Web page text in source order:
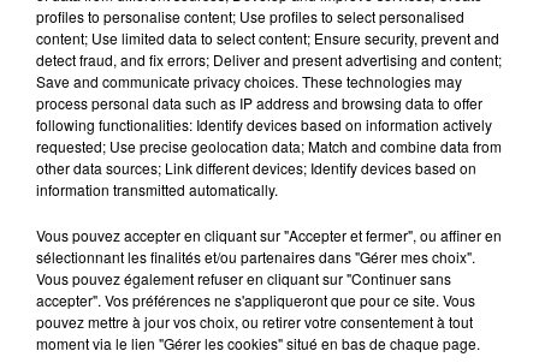
en cliquant sur le bouton ci-dessous.
Afficher l'élément
PRÈS DE CHEZ VOUS
profiles to personalise content; Use profiles to select personalised
content; Use limited data to select content; Ensure security, prevent and
detect fraud, and fix errors; Deliver and present advertising and content;
Save and communicate privacy choices. These technologies may
process personal data such as IP address and browsing data to offer
following functionalities: Identify devices based on information actively
requested; Use precise geolocation data; Match and combine data from
other data sources; Link different devices; Identify devices based on
information transmitted automatically.
Vous pouvez accepter en cliquant sur "Accepter et fermer", ou affiner en
sélectionnant les finalités et/ou partenaires dans "Gérer mes choix".
Vous pouvez également refuser en cliquant sur "Continuer sans
accepter". Vos préférences ne s'appliqueront que pour ce site. Vous
pouvez mettre à jour vos choix, ou retirer votre consentement à tout
moment via le lien "Gérer les cookies" situé en bas de chaque page.